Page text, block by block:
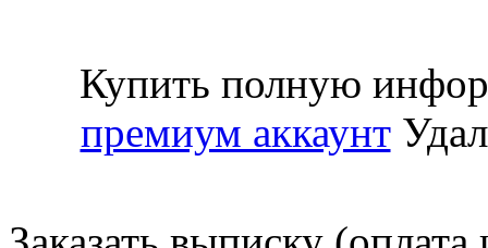
Купить полную
премиум аккаунт